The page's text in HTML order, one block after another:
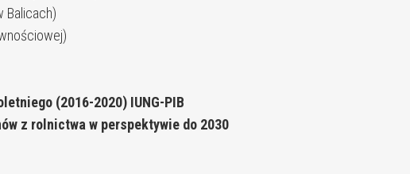
(2016-2020) IUNG-PIB
z rolnictwa w perspektywie do 2030